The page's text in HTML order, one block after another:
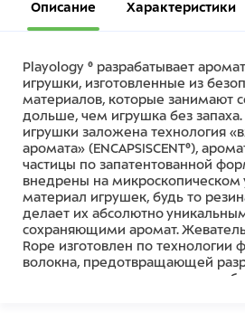
Описание Характеристики
Playology ® разрабатывает
игрушки, изготовленные из
материалов, которые занимают
дольше, чем игрушка без
игрушки заложена технология
аромата» (ENCAPSISCENT®),
частицы по запатентованной
внедрены на микроскопическом
материал игрушек, будь то
делает их абсолютно
сохраняющими аромат.
Rope изготовлен по технологии
волокна, предотвращающей
длинные куски, которые могут